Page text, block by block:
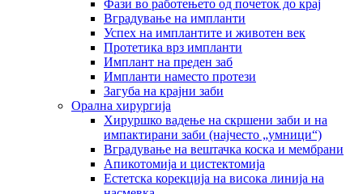
Фази во работењето од почеток до крај
Вградување на импланти
Успех на имплантите и животен век
Протетика врз импланти
Имплант на преден заб
Импланти наместо протези
Загуба на крајни заби
Орална хирургија
Хируршко вадење на скршени заби и на
импактирани заби (најчесто „умници“)
Вградување на вештачка коска и мембрани
Апикотомија и цистектомија
Естетска корекција на висока линија на